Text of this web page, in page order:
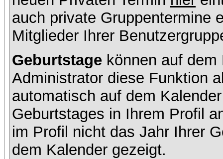
auch private Gruppentermine
Mitglieder Ihrer
Geburtstage können auf
Administrator diese Funktion
automatisch auf dem
Geburtstages in Ihrem Profil
im Profil nicht das Jahr Ihrer
dem Kalender gezeigt.